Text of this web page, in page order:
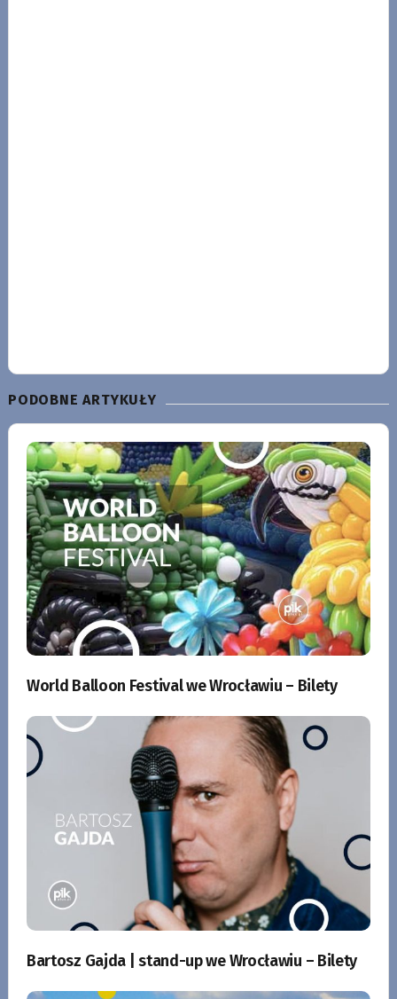
PODOBNE ARTYKUŁY
World Balloon Festival we Wrocławiu – Bilety
Bartosz Gajda | stand-up we Wrocławiu – Bilety